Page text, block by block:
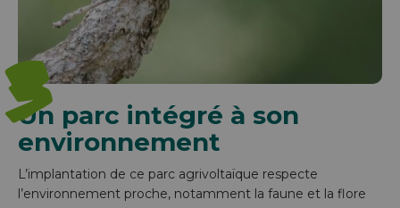
3
Un parc intégré à son
environnement
L’implantation de ce parc agrivoltaïque respecte
l’environnement proche, notamment la faune et la flore